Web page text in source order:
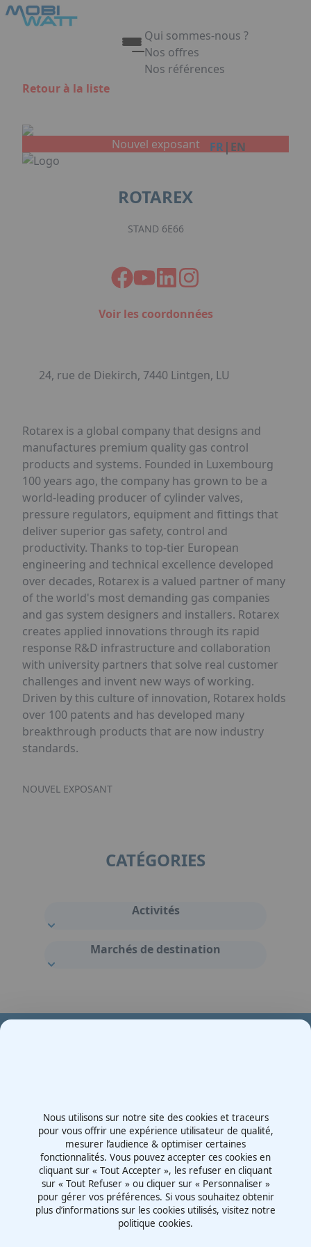
Aller au contenu principal
Qui sommes-nous ?
Nos offres
Nos références
FR | EN
Retour à la liste
Nouvel exposant
ROTAREX
STAND 6E66
Voir les coordonnées
24, rue de Diekirch, 7440 Lintgen, LU
Rotarex is a global company that designs and
manufactures premium quality gas control
products and systems. Founded in Luxembourg
100 years ago, the company has grown to be a
world-leading producer of cylinder valves,
pressure regulators, equipment and fittings that
deliver superior gas safety, control and
productivity. Thanks to top-tier European
engineering and technical excellence developed
over decades, Rotarex is a valued partner of many
of the world's most demanding gas companies
and gas system designers and installers. Rotarex
creates applied innovations through its rapid
response R&D infrastructure and collaboration
with university partners that solve real customer
challenges and invent new ways of working.
Driven by this culture of innovation, Rotarex holds
over 100 patents and has developed many
breakthrough products that are now industry
standards.
NOUVEL EXPOSANT
CATÉGORIES
Activités
Marchés de destination
Contactez-nous
Route d'Irigny, Z.I. Nord
69530 - Brignais
France
Panneau de gestion des cookies
Nous utilisons sur notre site des cookies et traceurs
pour vous offrir une expérience utilisateur de qualité,
mesurer l’audience & optimiser certaines
fonctionnalités. Vous pouvez accepter ces cookies en
cliquant sur « Tout Accepter », les refuser en cliquant
sur « Tout Refuser » ou cliquer sur « Personnaliser »
pour gérer vos préférences. Si vous souhaitez obtenir
plus d’informations sur les cookies utilisés, visitez notre
politique cookies.